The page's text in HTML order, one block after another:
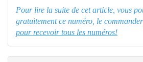
Pour lire la suite de cet article, vous
gratuitement ce numéro, le
pour recevoir tous les numéros!